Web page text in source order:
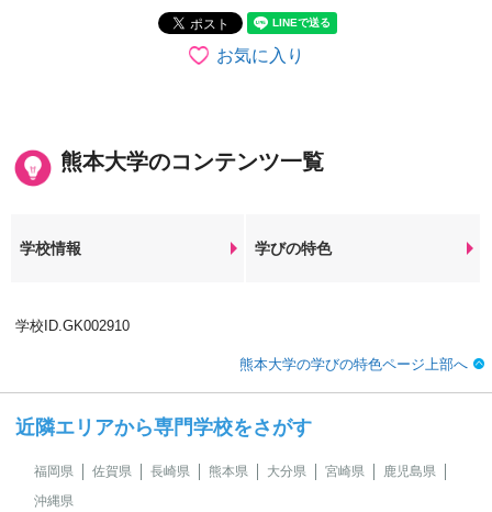
お気に入り
熊本大学のコンテンツ一覧
学校情報 学びの特色
学校ID.GK002910
熊本大学の学びの特色ページ上部へ
近隣エリアから専門学校をさがす
福岡県 佐賀県 長崎県 熊本県 大分県 宮崎県
鹿児島県
沖縄県